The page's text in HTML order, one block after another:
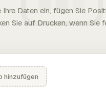
Ihre Daten ein, fügen Sie
Sie auf Drucken, wenn Sie
hinzufügen